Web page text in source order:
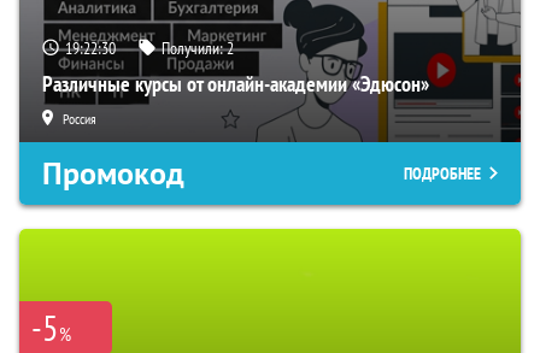
19:22:29 Получили:2
Различные курсы от онлайн-академии «Эдюсон»
Россия
Промокод ПОДРОБНЕЕ
-5%